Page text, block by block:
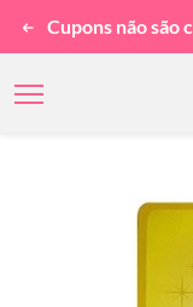
Cupons não são